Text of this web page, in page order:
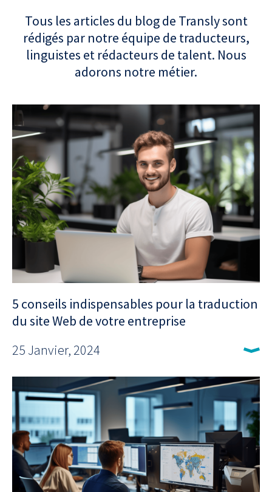
Tous les articles du blog de Transly sont
rédigés par notre équipe de traducteurs,
linguistes et rédacteurs de talent. Nous
adorons notre métier.
5 conseils indispensables pour la traduction
du site Web de votre entreprise
25 Janvier, 2024